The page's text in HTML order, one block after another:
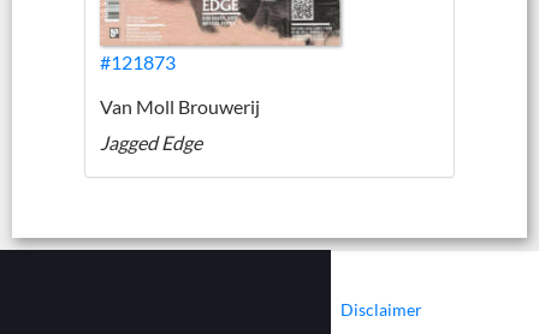
#121873
Van Moll Brouwerij
Jagged Edge
Disclaimer